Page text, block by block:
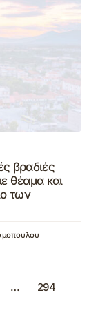
βραδιές
θέαμα και
των
… 294